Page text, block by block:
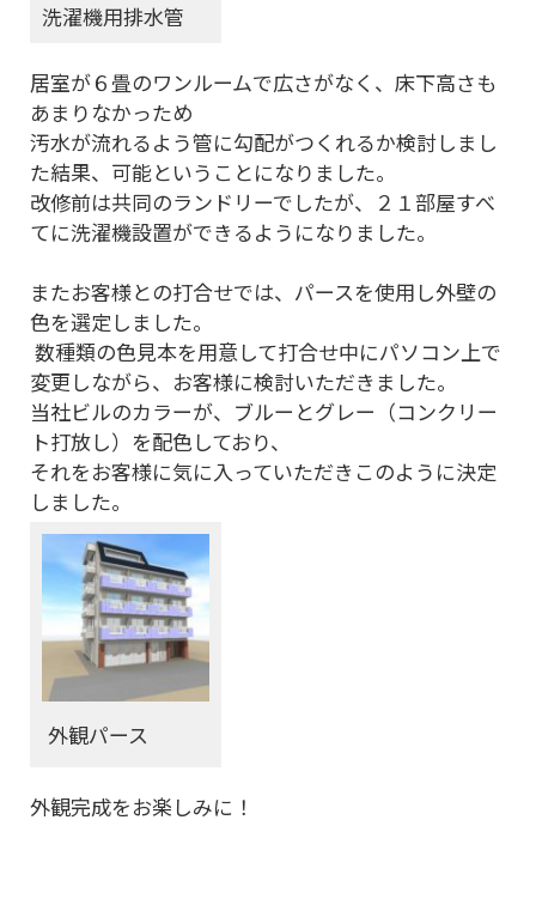
洗濯機用排水管
居室が６畳のワンルームで広さがなく、床下高さも
あまりなかっため
汚水が流れるよう管に勾配がつくれるか検討しまし
た結果、可能ということになりました。
改修前は共同のランドリーでしたが、２１部屋すべ
てに洗濯機設置ができるようになりました。
またお客様との打合せでは、パースを使用し外壁の
色を選定しました。
数種類の色見本を用意して打合せ中にパソコン上で
変更しながら、お客様に検討いただきました。
当社ビルのカラーが、ブルーとグレー（コンクリー
ト打放し）を配色しており、
それをお客様に気に入っていただきこのように決定
しました。
外観パース
外観完成をお楽しみに！